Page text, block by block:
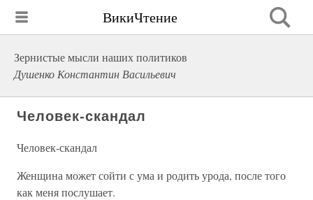
ВикиЧтение
Зернистые мысли наших политиков
Душенко Константин Васильевич
Человек-скандал
Человек-скандал
Женщина может сойти с ума и родить урода, после того
как меня послушает.